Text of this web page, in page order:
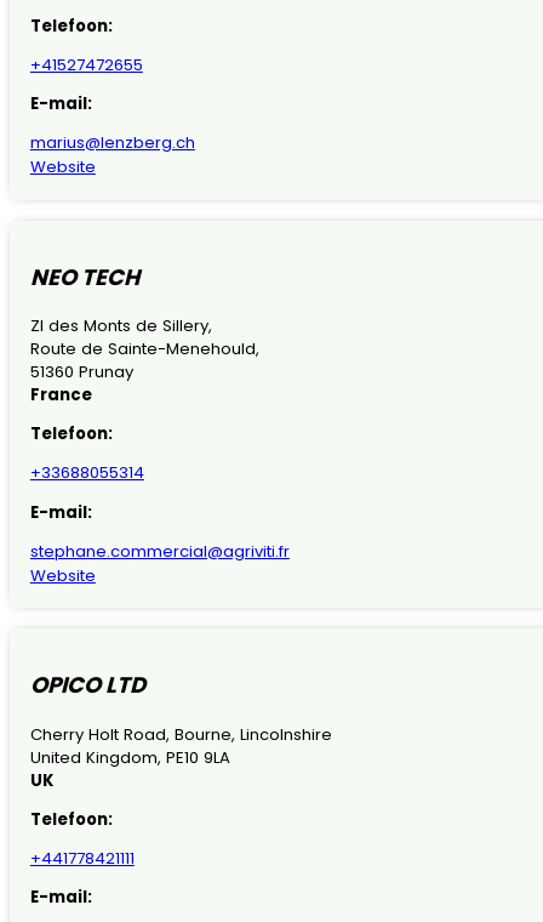
Telefoon:
+41527472655
E-mail:
marius@lenzberg.ch
Website
NEO TECH
ZI des Monts de Sillery,
Route de Sainte-Menehould,
51360 Prunay
France
Telefoon:
+33688055314
E-mail:
stephane.commercial@agriviti.fr
Website
OPICO LTD
Cherry Holt Road, Bourne, Lincolnshire
United Kingdom, PE10 9LA
UK
Telefoon:
+441778421111
E-mail: